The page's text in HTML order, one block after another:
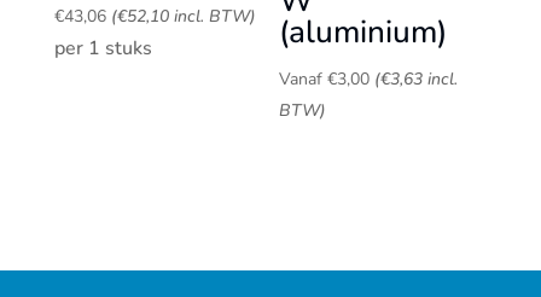
€43,06 (€52,10incl. BTW)
per 1 stuks (aluminium)
Vanaf €3,00 (€3,63 incl.
BTW)